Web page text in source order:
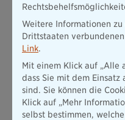
Weitere Informationen
Drittstaaten
Link.
Mit einem Klick auf „Alle
dass Sie mit dem Einsatz
sind. Sie können die
Klick auf „Mehr
selbst bestimmen,